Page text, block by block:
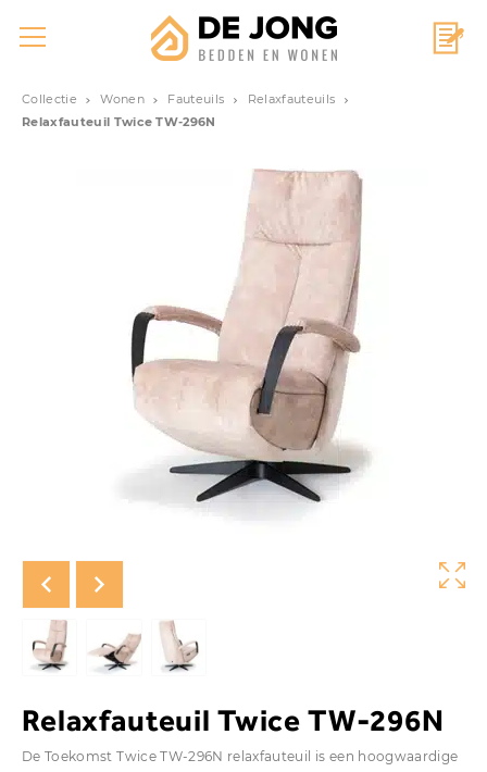
Collectie Wonen Fauteuils
Relaxfauteuils
Relaxfauteuil Twice TW-296N
Relaxfauteuil Twice TW-296N
De Toekomst Twice TW-296N relaxfauteuil is een hoogwaardige